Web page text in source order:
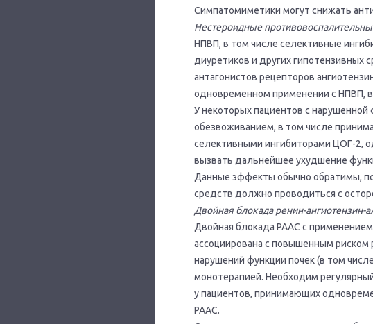
Симпатомиметики могут снижать
Нестероидные
НПВП, в том числе селективные
диуретиков и других гипотензивных
антагонистов рецепторов
одновременном применении с НПВП,
У некоторых пациентов с
обезвоживанием, в том числе
селективными ингибиторами ЦОГ-2,
вызвать дальнейшее ухудшение
Данные эффекты обычно обратимы,
средств должно проводиться с
Двойная блокада ренин-ангиотензин-
Двойная блокада РААС с
ассоциирована с повышенным риском
нарушений функции почек (в том
монотерапией. Необходим
у пациентов, принимающих
РААС.